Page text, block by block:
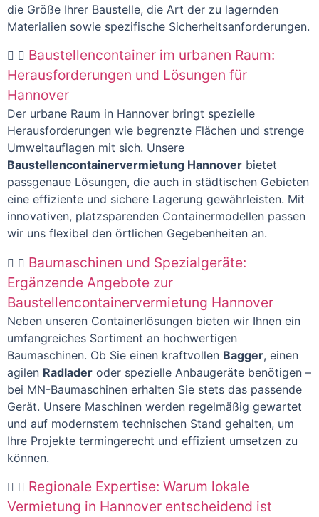
die Größe Ihrer Baustelle, die Art der zu lagernden
Materialien sowie spezifische Sicherheitsanforderungen.
Baustellencontainer im urbanen Raum:
Herausforderungen und Lösungen für
Hannover
Der urbane Raum in Hannover bringt spezielle
Herausforderungen wie begrenzte Flächen und strenge
Umweltauflagen mit sich. Unsere
Baustellencontainervermietung Hannover bietet
passgenaue Lösungen, die auch in städtischen Gebieten
eine effiziente und sichere Lagerung gewährleisten. Mit
innovativen, platzsparenden Containermodellen passen
wir uns flexibel den örtlichen Gegebenheiten an.
Baumaschinen und Spezialgeräte:
Ergänzende Angebote zur
Baustellencontainervermietung Hannover
Neben unseren Containerlösungen bieten wir Ihnen ein
umfangreiches Sortiment an hochwertigen
Baumaschinen. Ob Sie einen kraftvollen Bagger, einen
agilen Radlader oder spezielle Anbaugeräte benötigen –
bei MN-Baumaschinen erhalten Sie stets das passende
Gerät. Unsere Maschinen werden regelmäßig gewartet
und auf modernstem technischen Stand gehalten, um
Ihre Projekte termingerecht und effizient umsetzen zu
können.
Regionale Expertise: Warum lokale
Vermietung in Hannover entscheidend ist